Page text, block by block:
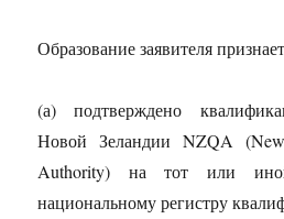
Образование заявителя
(а) подтверждено
Новой Зеландии NZQA
Authority) на тот или
национальному регистру